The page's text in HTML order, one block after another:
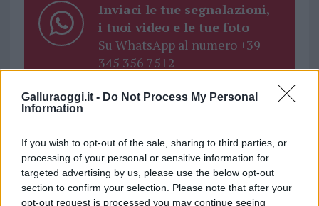
Galluraoggi.it - Do Not Process My Personal
Information
If you wish to opt-out of the sale, sharing to third parties, or
processing of your personal or sensitive information for
targeted advertising by us, please use the below opt-out
section to confirm your selection. Please note that after your
opt-out request is processed you may continue seeing
Inviaci le tue segnalazioni,
i tuoi video e le tue foto
Su WhatsApp al numero +39
345 356 7512
Ricevi le nostre ultime news
daGoogle News